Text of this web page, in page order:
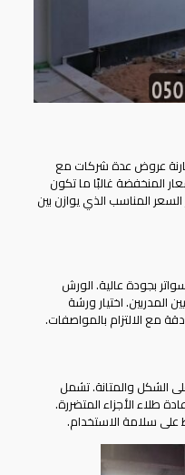
عروض عدة شركات مع
المنخفضة غالبًا ما تكون
المناسب الذي يوازن بين
بجودة عالية. الورش
المدربين. اختيار ورشة
مع الالتزام بالمواصفات.
الشكل والمتانة. تشمل
طلاء الأجزاء المتضررة.
على سلامة الاستخدام.